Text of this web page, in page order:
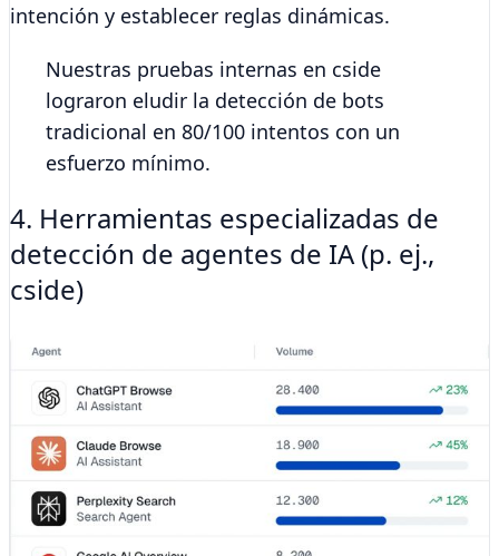
intención y establecer reglas dinámicas.
Nuestras pruebas internas en cside
lograron eludir la detección de bots
tradicional en 80/100 intentos con un
esfuerzo mínimo.
4. Herramientas especializadas de
detección de agentes de IA (p. ej.,
cside)